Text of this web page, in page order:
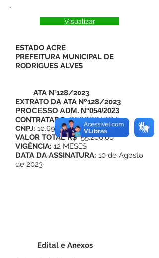
Visualizar
ESTADO ACRE
PREFEITURA MUNICIPAL DE
RODRIGUES ALVES
ATA N°128/2023
EXTRATO DA ATA Nº128/2023
PROCESSO ADM. N°054/2023
CONTRATADO:DECORP LTDA
CNPJ: 10.690.011/0001-02
VALOR TOTAL R$55.200,00
VIGÊNCIA: 12 MESES
DATA DA ASSINATURA: 10 de Agosto
de 2023
Edital e Anexos